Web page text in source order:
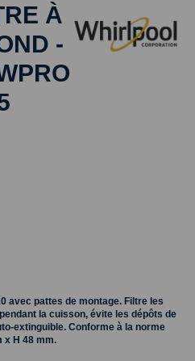
À
-
avec pattes de montage. Filtre les
la cuisson, évite les dépôts de
extinguible. Conforme à la norme
x H 48 mm.